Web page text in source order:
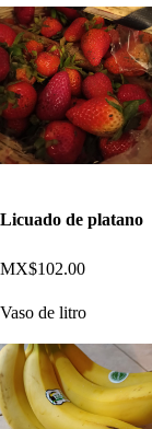
Licuado de platano
MX$102.00
Vaso de litro